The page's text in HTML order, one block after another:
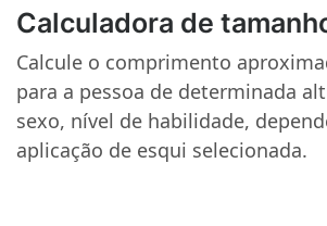
Calculadora de
Calcule o comprimento
para a pessoa de determinada
sexo, nível de habilidade,
aplicação de esqui selecionada.